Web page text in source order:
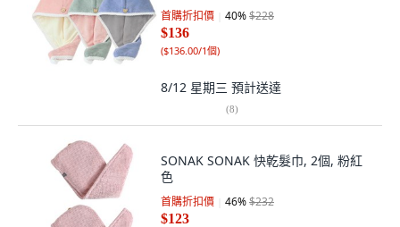
首購折扣價 40%$228
$136
($136.00/1個)
8/12 星期三 預計送達
(8)
SONAK SONAK 快乾髮巾, 2個, 粉紅
色
首購折扣價 46%$232
$123